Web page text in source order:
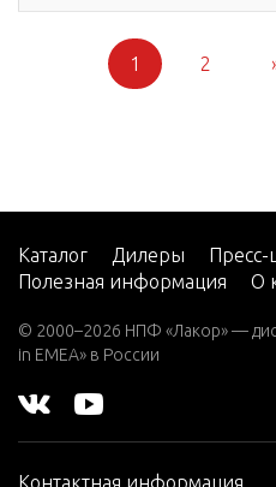
1 2
Каталог Дилеры
Пресс-
Полезная информация
О
© 2000–2026 НПФ «Лакор» —
in EMEA» в России
Контактная информация